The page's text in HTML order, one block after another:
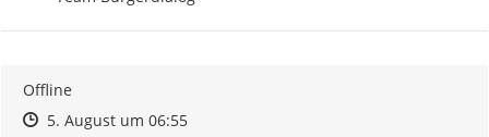
Offline
Zeitpunkt des Erstellens
Zeitpunkt des Erstellens
5. August um 06:55Zur Äußerung